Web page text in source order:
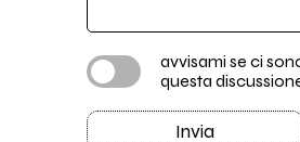
avvisami se ci
questa
Invia